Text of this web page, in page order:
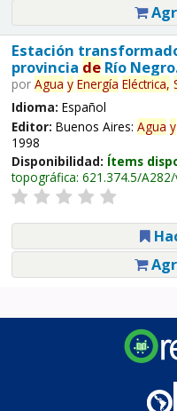
Estación
provincia deRío
por Agua y Energía Eléctrica,
Idioma: Español
Editor: Buenos Aires: Agua y
1998
Disponibilidad: Ítems
topográfica: 621.374.5/